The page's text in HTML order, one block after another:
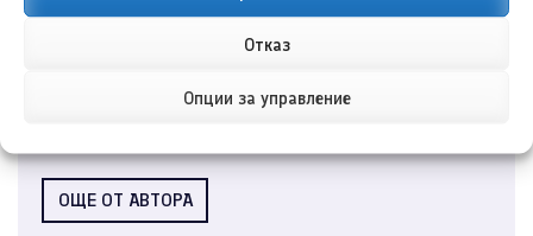
Отказ
Опции за управление
Никола Стоянов
специализиран в разказването на истории зад ...
ОЩЕ ОТ АВТОРА